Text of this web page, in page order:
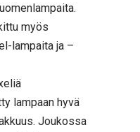
myös
lampaita ja –
lampaan hyvä
Joukossa